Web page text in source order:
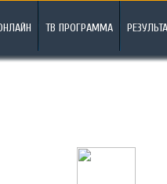
ТВ ПРОГРАММА